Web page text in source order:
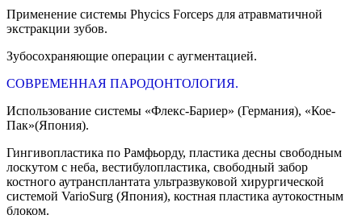
Применение системы Phycics Forceps для атравматичной
экстракции зубов.
Зубосохраняющие операции с аугментацией.
СОВРЕМЕННАЯ ПАРОДОНТОЛОГИЯ.
Использование системы «Флекс-Бариер» (Германия), «Кое-
Пак»(Япония).
Гингивопластика по Рамфьорду, пластика десны свободным
лоскутом с неба, вестибулопластика, свободный забор
костного аутрансплантата ультразвуковой хирургической
системой VarioSurg (Япония), костная пластика аутокостным
блоком.